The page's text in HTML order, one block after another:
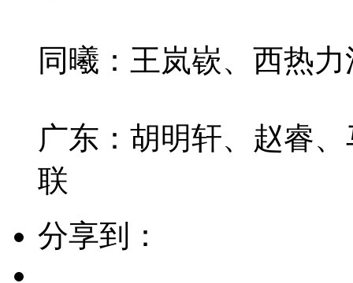
同曦：王岚嵚、西热
广东：胡明轩、赵睿
联
分享到：